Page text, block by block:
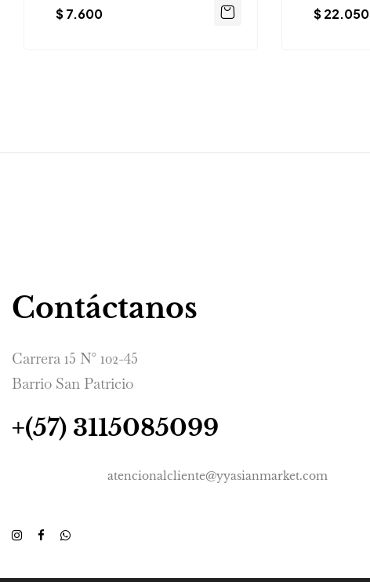
$7.600 $22.050
Contáctanos
Carrera 15 N° 102-45
Barrio San Patricio
+(57) 3115085099
atencionalcliente@yyasianmarket.com